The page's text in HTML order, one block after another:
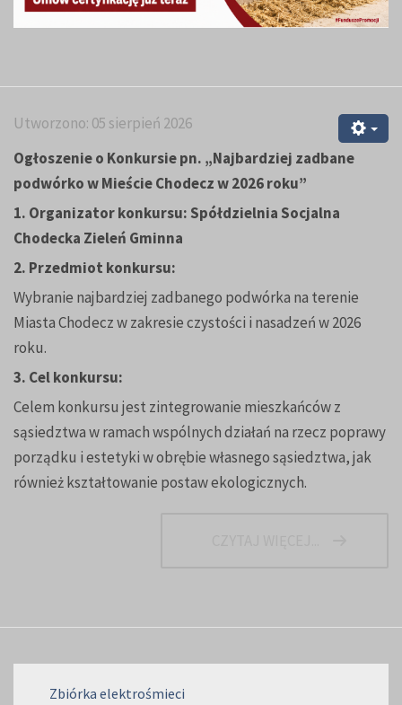
Utworzono: 05 sierpień 2026
Ogłoszenie o Konkursie pn. „Najbardziej zadbane
podwórko w Mieście Chodecz w 2026 roku”
1. Organizator konkursu: Spółdzielnia Socjalna
Chodecka Zieleń Gminna
2. Przedmiot konkursu:
Wybranie najbardziej zadbanego podwórka na terenie
Miasta Chodecz w zakresie czystości i nasadzeń w 2026
roku.
3. Cel konkursu:
Celem konkursu jest zintegrowanie mieszkańców z
sąsiedztwa w ramach wspólnych działań na rzecz poprawy
porządku i estetyki w obrębie własnego sąsiedztwa, jak
również kształtowanie postaw ekologicznych.
Zbiórka elektrośmieci